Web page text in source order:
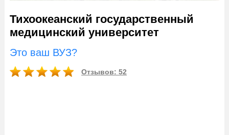
Тихоокеанский государственный
медицинский университет
Это ваш ВУЗ?
Отзывов: 52